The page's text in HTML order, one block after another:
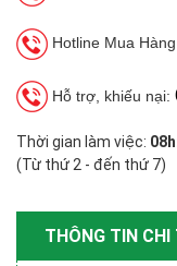
Hotline Mua
Hỗ trợ, khiếu nại:
Thời gian làm việc:
(Từ thứ 2 - đến thứ 7)
THÔNG TIN CHI